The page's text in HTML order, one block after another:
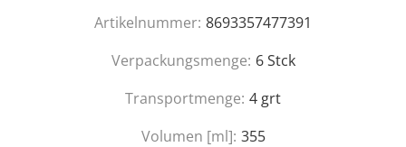
Artikelnummer: 8693357477391
Verpackungsmenge: 6Stck
Transportmenge: 4 grt
Volumen [ml]: 355